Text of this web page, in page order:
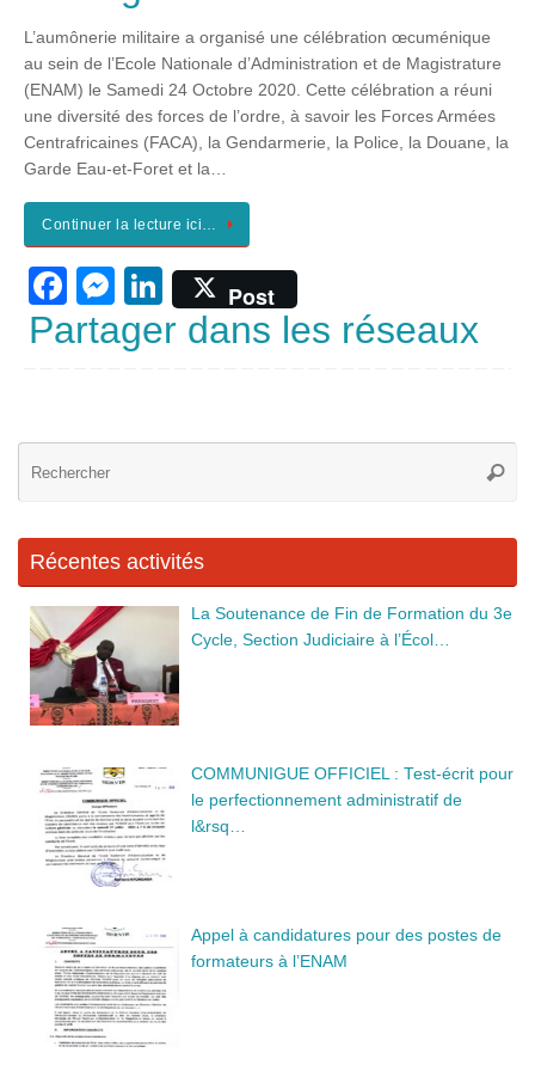
e
b
o
o
k
ss
e
n
g
er
e
dI
n
L’aumônerie militaire a organisé une célébration œcuménique
au sein de l’Ecole Nationale d’Administration et de Magistrature
(ENAM) le Samedi 24 Octobre 2020. Cette célébration a réuni
une diversité des forces de l’ordre, à savoir les Forces Armées
Centrafricaines (FACA), la Gendarmerie, la Police, la Douane, la
Garde Eau-et-Foret et la…
Continuer la lecture ici…
F
a
b
o
k
M
e
ss
n
Li
n
dI
Post
Partager dans les réseaux
Récentes activités
La Soutenance de Fin de Formation du 3e
Cycle, Section Judiciaire à l’Écol…
COMMUNIGUE OFFICIEL : Test-écrit pour
le perfectionnement administratif de
l&rsq…
Appel à candidatures pour des postes de
formateurs à l’ENAM